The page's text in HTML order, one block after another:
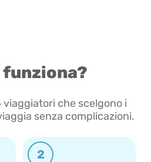
funziona?
che scelgono i
senza complicazioni.
2